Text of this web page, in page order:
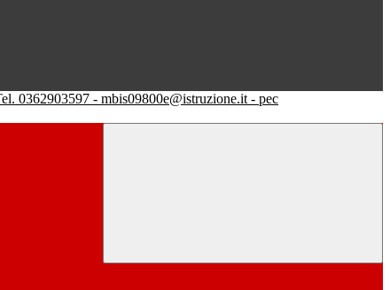
0362903597 - mbis09800e@istruzione.it - pec